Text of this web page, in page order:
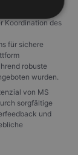
Koordination des
für sichere
robuste
wurden.
von MS
sorgfältige
und
die
die